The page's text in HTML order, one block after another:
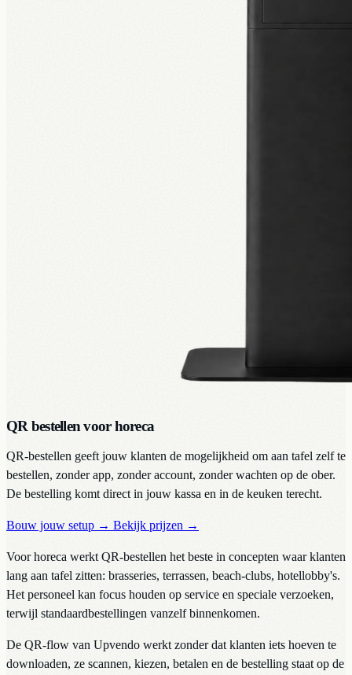
QR bestellen voor horeca
QR-bestellen geeft jouw klanten de mogelijkheid om aan tafel zelf te
bestellen, zonder app, zonder account, zonder wachten op de ober.
De bestelling komt direct in jouw kassa en in de keuken terecht.
Bouw jouw setup → Bekijk prijzen →
Voor horeca werkt QR-bestellen het beste in concepten waar klanten
lang aan tafel zitten: brasseries, terrassen, beach-clubs, hotellobby's.
Het personeel kan focus houden op service en speciale verzoeken,
terwijl standaardbestellingen vanzelf binnenkomen.
De QR-flow van Upvendo werkt zonder dat klanten iets hoeven te
downloaden, ze scannen, kiezen, betalen en de bestelling staat op de